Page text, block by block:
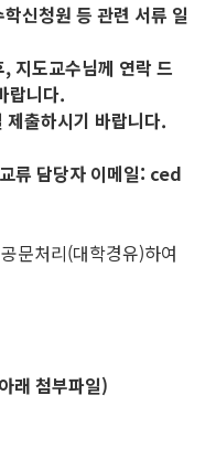
신청원 등 관련 서류 일
지도교수님께 연락 드
랍니다.
출하시기 바랍니다.
담당자 이메일: ced
문처리(대학경유)하여
래 첨부파일)